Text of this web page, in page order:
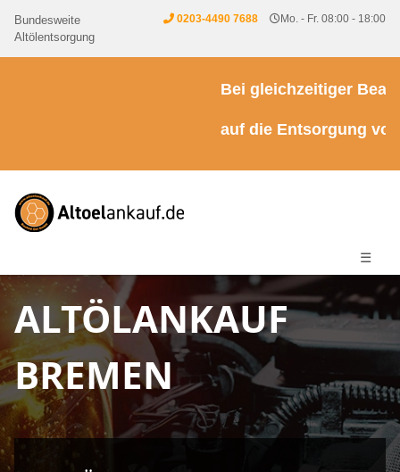
Bundesweite
Altölentsorgung
0203-4490 7688 Mo. - Fr. 08:00 - 18:00
Bei gleichzeitiger
auf die Entsorgung von
☰
ALTÖLANKAUF
BREMEN